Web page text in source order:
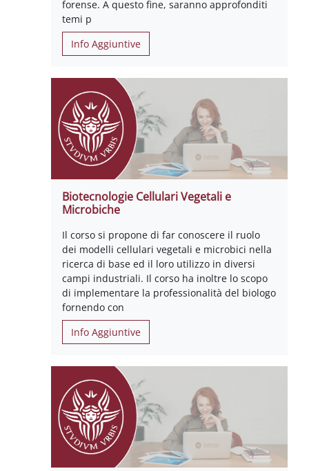
forense. A questo fine, saranno approfonditi
temi p
Info Aggiuntive
Biotecnologie Cellulari Vegetali e
Microbiche
Il corso si propone di far conoscere il ruolo
dei modelli cellulari vegetali e microbici nella
ricerca di base ed il loro utilizzo in diversi
campi industriali. Il corso ha inoltre lo scopo
di implementare la professionalità del biologo
fornendo con
Info Aggiuntive